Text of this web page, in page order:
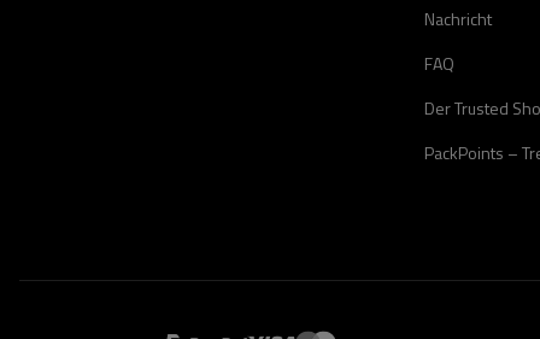
Nachricht
FAQ
Der Trusted
PackPoints –